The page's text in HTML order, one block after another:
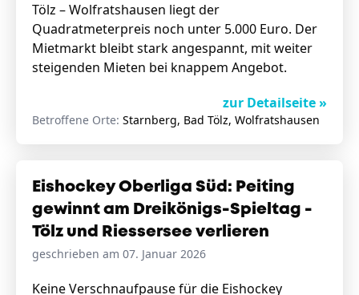
Tölz – Wolfratshausen liegt der
Quadratmeterpreis noch unter 5.000 Euro. Der
Mietmarkt bleibt stark angespannt, mit weiter
steigenden Mieten bei knappem Angebot.
zur Detailseite »
Betroffene Orte: Starnberg, Bad Tölz, Wolfratshausen
Eishockey Oberliga Süd: Peiting
gewinnt am Dreikönigs-Spieltag -
Tölz und Riessersee verlieren
geschrieben am 07. Januar 2026
Keine Verschnaufpause für die Eishockey